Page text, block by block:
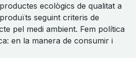
ecològics de qualitat a
seguint criteris de
pel medi ambient. Fem política
en la manera de consumir i